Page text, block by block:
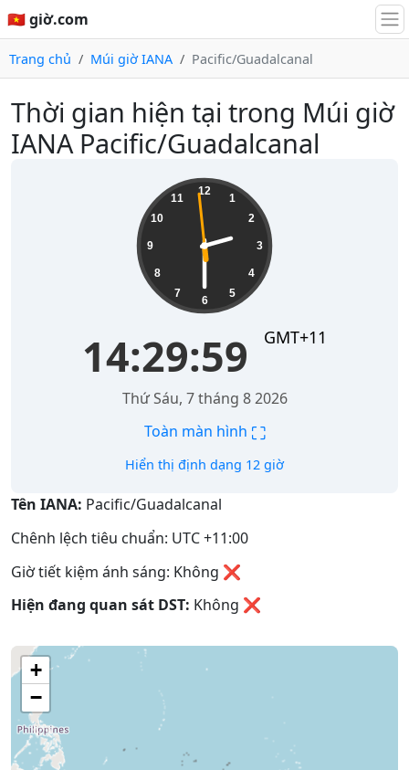
🇻🇳 giờ.com
Trang chủ Múi giờ IANA Pacific/Guadalcanal
Thời gian hiện tại trong Múi giờ
IANA Pacific/Guadalcanal
12
1
2
3
4
5
6
7
8
9
10
11
14:30:00 GMT+11
Thứ Sáu, 7 tháng 8 2026
Toàn màn hình ⛶
Hiển thị định dạng 12 giờ
Tên IANA: Pacific/Guadalcanal
Chênh lệch tiêu chuẩn: UTC +11:00
Giờ tiết kiệm ánh sáng: Không ❌
Hiện đang quan sát DST: Không ❌
+
−